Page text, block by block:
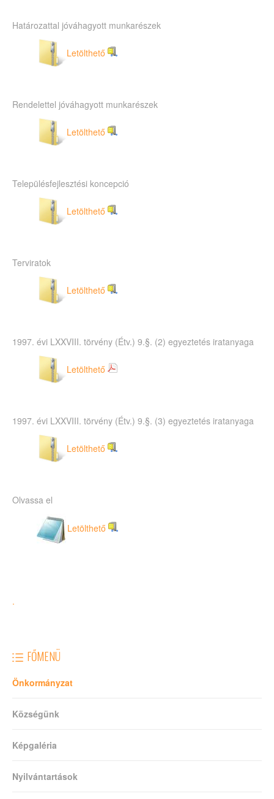
Határozattal jóváhagyott munkarészek
Letölthető
Rendelettel jóváhagyott munkarészek
Letölthető
Településfejlesztési koncepció
Letölthető
Terviratok
Letölthető
1997. évi LXXVIII. törvény (Étv.) 9.§. (2) egyeztetés iratanyaga
Letölthető
1997. évi LXXVIII. törvény (Étv.) 9.§. (3) egyeztetés iratanyaga
Letölthető
Olvassa el
Letölthető
.
FŐMENÜ
Önkormányzat
Községünk
Képgaléria
Nyilvántartások